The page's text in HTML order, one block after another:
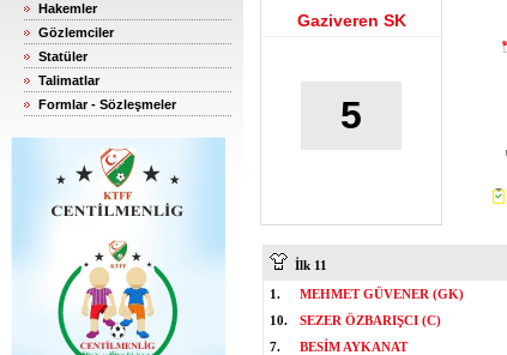
Hakemler
Gözlemciler
Statüler
Talimatlar
Formlar - Sözleşmeler
Gaziveren SK
5
İlk 11
1.
MEHMET GÜVENER (GK)
10.
SEZER ÖZBARIŞCI (C)
7.
BESİM AYKANAT